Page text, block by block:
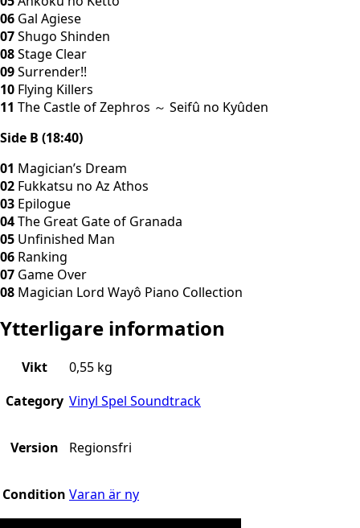
06 Gal Agiese
07Shugo Shinden
08Stage Clear
09Surrender!!
10 Flying Killers
11 The Castle of Zephros ～ Seifû no Kyûden
Side B (18:40)
01 Magician’s Dream
02 Fukkatsu no Az Athos
03 Epilogue
04The Great Gate of Granada
05 Unfinished Man
06 Ranking
07 Game Over
08 Magician Lord Wayô Piano Collection
Ytterligare information
Vikt
0,55 kg
Category Vinyl Spel Soundtrack
Version Regionsfri
Condition Varan är ny